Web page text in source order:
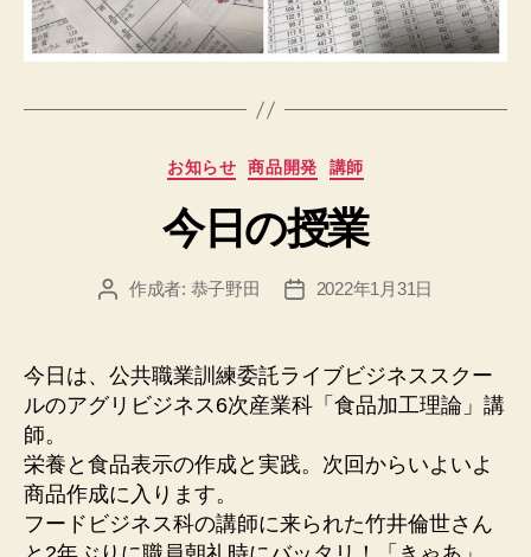
カ
ゴ
リ
お知らせ 商品開発 講師
今日の授業
投 作成者: 恭子野田
投
2022年1月31日
今日は、公共職業訓練委託ライブビジネススクー
ルのアグリビジネス6次産業科「食品加工理論」講
師。
栄養と食品表示の作成と実践。次回からいよいよ
商品作成に入ります。
フードビジネス科の講師に来られた竹井倫世さん